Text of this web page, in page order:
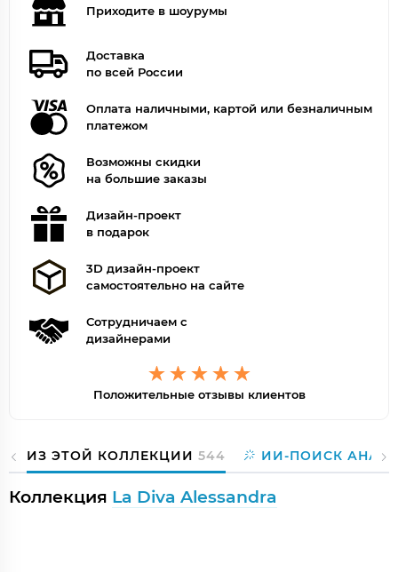
Приходите в шоурумы
Доставка
по всей России
Оплата наличными, картой или безналичным
платежом
Возможны скидки
на большие заказы
Дизайн-проект
в подарок
3D дизайн-проект
самостоятельно на сайте
Сотрудничаем с
дизайнерами
Положительные отзывы клиентов
ИЗ ЭТОЙ КОЛЛЕКЦИИ 544 ИИ-ПОИСК
Коллекция La Diva Alessandra